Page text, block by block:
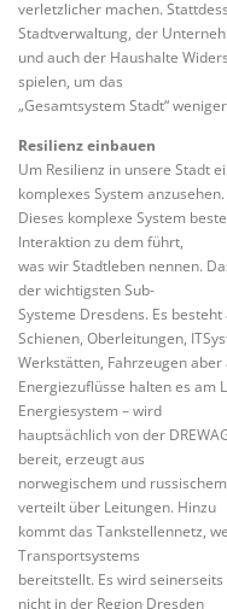
verletzlicher machen.
Stadtverwaltung, der
und auch der Haushalte
spielen, um das
„Gesamtsystem Stadt“
Resilienz einbauen
Um Resilienz in unsere Stadt
komplexes System anzusehen.
Dieses komplexe System
Interaktion zu dem führt,
was wir Stadtleben nennen.
der wichtigsten Sub-
Systeme Dresdens. Es
Schienen, Oberleitungen,
Werkstätten, Fahrzeugen
Energiezuflüsse halten es am
Energiesystem – wird
hauptsächlich von der
bereit, erzeugt aus
norwegischem und
verteilt über Leitungen. Hinzu
kommt das Tankstellennetz,
Transportsystems
bereitstellt. Es wird
nicht in der Region Dresden